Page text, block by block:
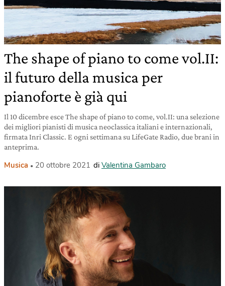
The shape of piano to come vol.II:
il futuro della musica per
pianoforte è già qui
Il 10 dicembre esce The shape of piano to come, vol.II: una selezione
dei migliori pianisti di musica neoclassica italiani e internazionali,
firmata Inri Classic. E ogni settimana su LifeGate Radio, due brani in
anteprima.
Musica 20 ottobre 2021 di Valentina Gambaro